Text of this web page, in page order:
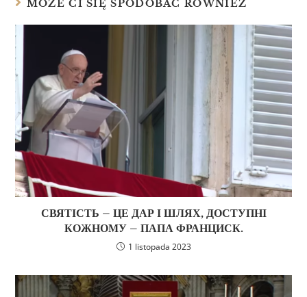
MOŻE CI SIĘ SPODOBAĆ RÓWNIEŻ
СВЯТІСТЬ – ЦЕ ДАР І ШЛЯХ, ДОСТУПНІ
КОЖНОМУ – ПАПА ФРАНЦИСК.
1 listopada 2023